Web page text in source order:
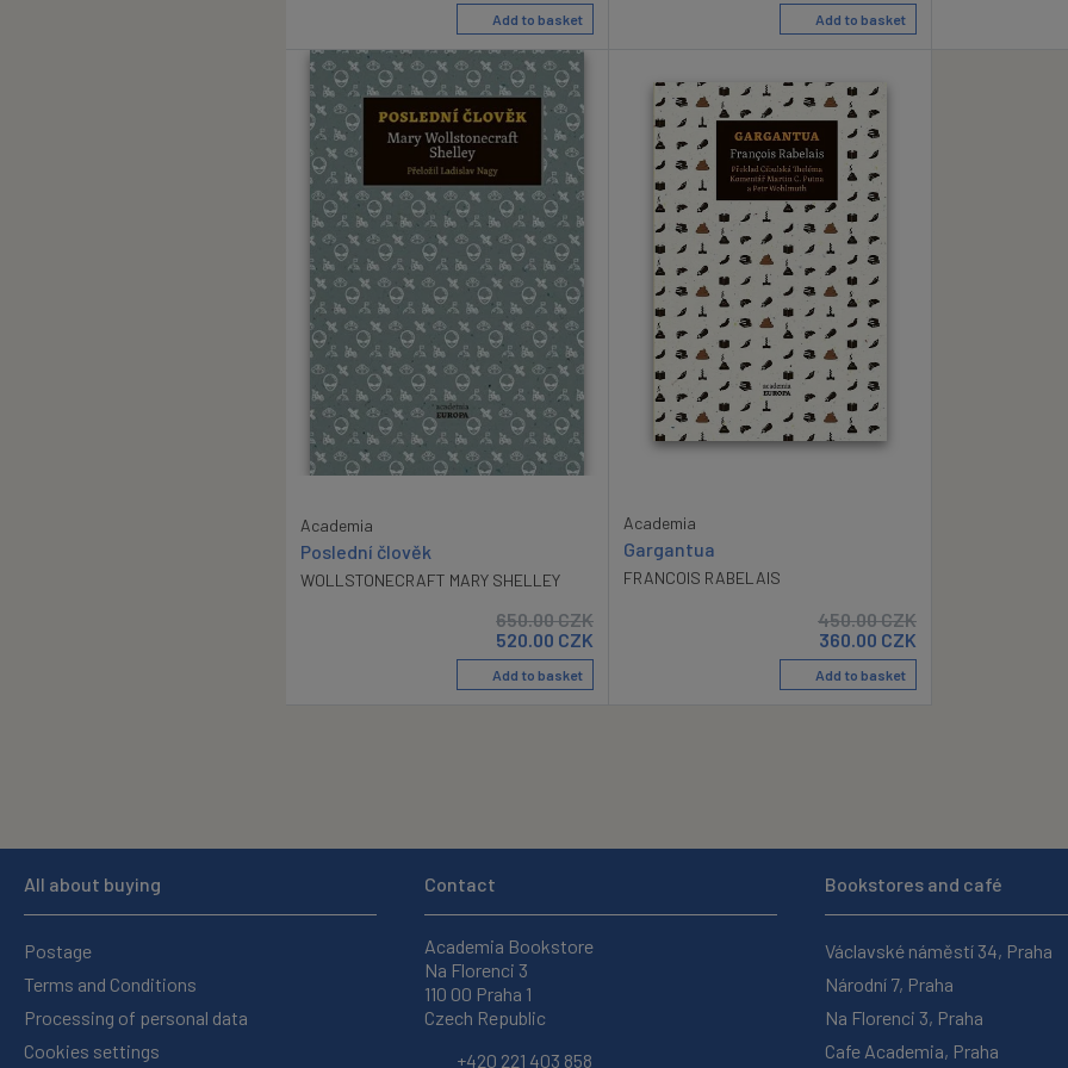
Add to basket Add to basket
Academia
Poslední člověk
WOLLSTONECRAFT MARY SHELLEY
650.00CZK
520.00 CZK
Add to basket
Academia
Gargantua
FRANCOIS RABELAIS
450.00CZK
360.00 CZK
Add to basket
All about buying
Postage
Terms and Conditions
Processing of personal data
Cookies settings
Contact
Academia Bookstore
Na Florenci 3
110 00 Praha 1
Czech Republic
+420 221 403 858
Bookstores and café
Václavské náměstí 34, Praha
Národní 7, Praha
Na Florenci 3, Praha
Cafe Academia, Praha